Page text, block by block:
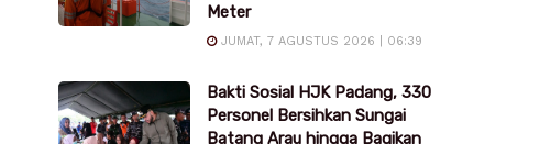
Meter
JUMAT, 7 AGUSTUS 2026 | 06:39
Bakti Sosial HJK Padang, 330
Personel Bersihkan Sungai
Batang Arau hingga Bagikan